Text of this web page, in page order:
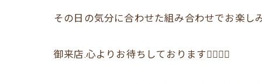
その日の気分に合わせた組み合わせでお楽し
御来店.心よりお待ちしております🙇‍♂️🙇‍♀️